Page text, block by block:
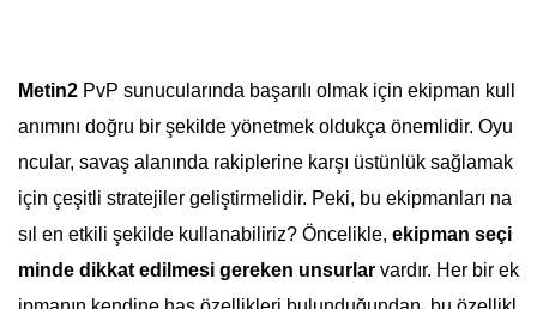
Metin2 PvP sunucularında başarılı olmak için ekipman kull
anımını doğru bir şekilde yönetmek oldukça önemlidir. Oyu
ncular, savaş alanında rakiplerine karşı üstünlük sağlamak
için çeşitli stratejiler geliştirmelidir. Peki, bu ekipmanları na
sıl en etkili şekilde kullanabiliriz? Öncelikle, ekipman seçi
minde dikkat edilmesi gereken unsurlar vardır. Her bir ek